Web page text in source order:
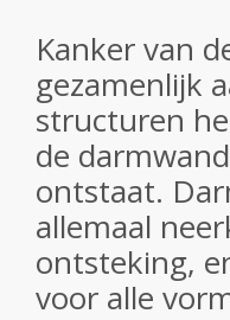
Kanker van
gezamenlijk
structuren
de
ontstaat.
allemaal
ontsteking,
voor alle